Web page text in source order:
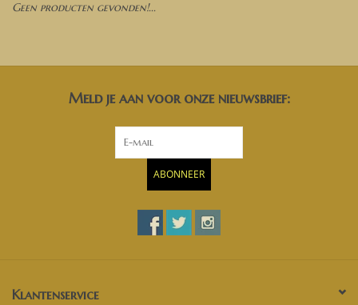
Plantenbakken
Hockers & Terrastafels
Blog
Geen producten gevonden!...
Meld je aan voor onze nieuwsbrief:
ABONNEER
Klantenservice